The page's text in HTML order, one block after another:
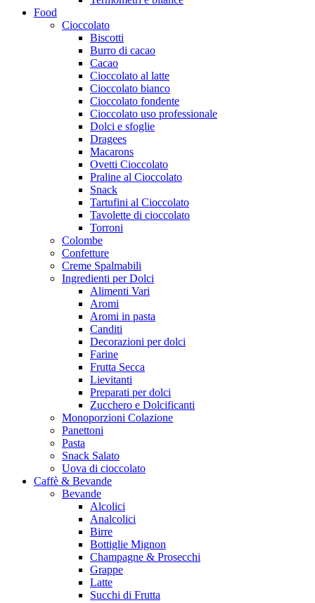
Food
Cioccolato
Biscotti
Burro di cacao
Cacao
Cioccolato al latte
Cioccolato bianco
Cioccolato fondente
Cioccolato uso professionale
Dolci e sfoglie
Dragees
Macarons
Ovetti Cioccolato
Praline al Cioccolato
Snack
Tartufini al Cioccolato
Tavolette di cioccolato
Torroni
Colombe
Confetture
Creme Spalmabili
Ingredienti per Dolci
Alimenti Vari
Aromi
Aromi in pasta
Canditi
Decorazioni per dolci
Farine
Frutta Secca
Lievitanti
Preparati per dolci
Zucchero e Dolcificanti
Monoporzioni Colazione
Panettoni
Pasta
Snack Salato
Uova di cioccolato
Caffè & Bevande
Bevande
Alcolici
Analcolici
Birre
Bottiglie Mignon
Champagne & Prosecchi
Grappe
Latte
Succhi di Frutta